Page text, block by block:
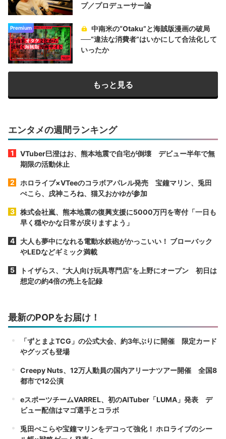
プ／プロデューサー論
Premium
中南米の“Otaku”と海賊版漫画の破局
──“違法な消費者”はいかにして合法化して
いったか
もっと見る
エンタメの週間ランキング
VTuber巳澄はお、熊本地震で自宅が倒壊 デビュー半年で無
期限の活動休止
ホロライブ×VTeeのコラボアパレル発売 宝鐘マリン、兎田
ぺこら、戌神ころね、猫又おかゆが参加
株式会社嵐、熊本地震の復興支援に5000万円を寄付「一日も
早く穏やかな日常が戻りますよう」
大人も夢中になれる電動水鉄砲がかっこいい！ ブローバック
やLEDなどギミック満載
トイザらス、“大人向け玩具専門店”を上野にオープン 初日は
想定の約4倍の売上を記録
最新のPOPをお届け！
「ずとまよTCG」の公式大会、約3年ぶりに開催 限定カード
やグッズも登場
Creepy Nuts、12万人動員の国内アリーナツアー開催 全国8
都市で12公演
eスポーツチームVARREL、初のAITuber「LUMA」発表 デ
ビュー配信はマゴ選手とコラボ
兎田ぺこらや宝鐘マリンをデコって強化！ ホロライブのシー